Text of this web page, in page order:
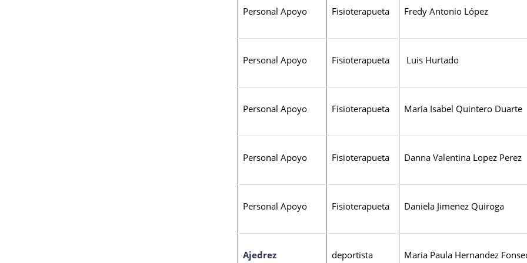
Personal Apoyo Fisioterapueta Fredy Antonio López
Personal Apoyo Fisioterapueta Luis Hurtado
Personal Apoyo Fisioterapueta Maria Isabel Quintero Duarte
Personal Apoyo Fisioterapueta Danna Valentina Lopez Perez
Personal Apoyo Fisioterapueta Daniela Jimenez Quiroga
Ajedrez deportista Maria Paula Hernandez